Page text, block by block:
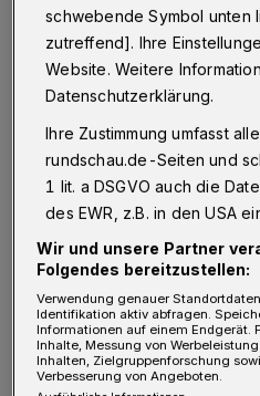
Symbolfoto.
Foto: WSW
schwebende Symbol unten
zutreffend]. Ihre
Website. Weitere
Datenschutzerklärung.
Ihre Zustimmung umfasst
rundschau.de-Seiten und
1 lit. a DSGVO auch die
des EWR, z.B. in den USA
Wir und unsere Partner
Folgendes bereitzustellen:
Verwendung genauer
Identifikation aktiv abfragen.
Informationen auf einem Endgerät.
Inhalte, Messung von
Inhalten, Zielgruppenforschung
Verbesserung von Angeboten.